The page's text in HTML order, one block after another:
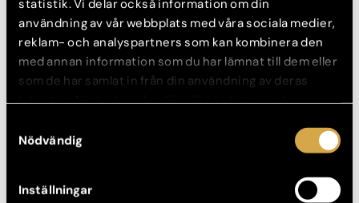
statistik. Vi delar också information om din
användning av vår webbplats med våra sociala medier,
reklam- och analyspartners som kan kombinera den
med annan information som du har lämnat till dem eller
som de har samlat in från din användning av deras
tjänster. Nedan kan du välja vilka kategorier du
mer information om hur varje kategori används.
Nödvändig
Inställningar
behaglig.
Du bokar Restylane Eyelightbehandlingen som en vanlig
fillerbehandling.
Boka här